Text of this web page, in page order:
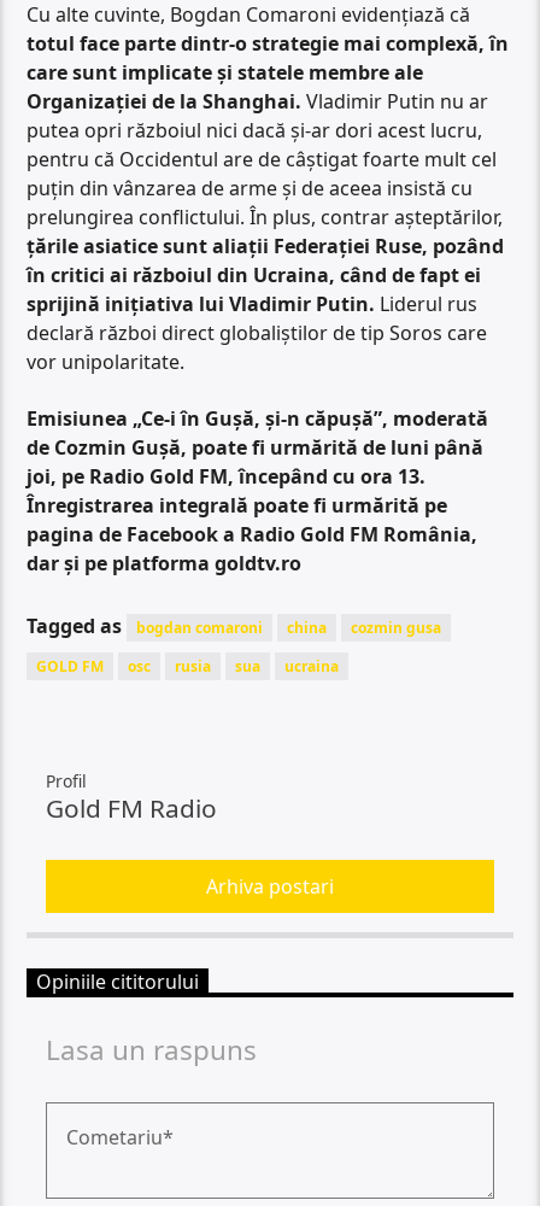
Cu alte cuvinte, Bogdan Comaroni evidențiază că
totul face parte dintr-o strategie mai complexă, în
care sunt implicate și statele membre ale
Organizației de la Shanghai. Vladimir Putin nu ar
putea opri războiul nici dacă și-ar dori acest lucru,
pentru că Occidentul are de câștigat foarte mult cel
puțin din vânzarea de arme și de aceea insistă cu
prelungirea conflictului. În plus, contrar așteptărilor,
țările asiatice sunt aliații Federației Ruse, pozând
în critici ai războiul din Ucraina, când de fapt ei
sprijină inițiativa lui Vladimir Putin. Liderul rus
declară război direct globaliștilor de tip Soros care
vor unipolaritate.
Emisiunea „Ce-i în Gușă, și-n căpușă”, moderată
de Cozmin Gușă, poate fi urmărită de luni până
joi, pe Radio Gold FM, începând cu ora 13.
Înregistrarea integrală poate fi urmărită pe
pagina de Facebook a Radio Gold FM România,
dar și pe platforma goldtv.ro
Tagged as bogdan comaroni china
cozmin gusa
GOLD FM
osc rusia sua ucraina
Profil
Gold FM Radio
Arhiva postari
Opiniile cititorului
Lasa un raspuns